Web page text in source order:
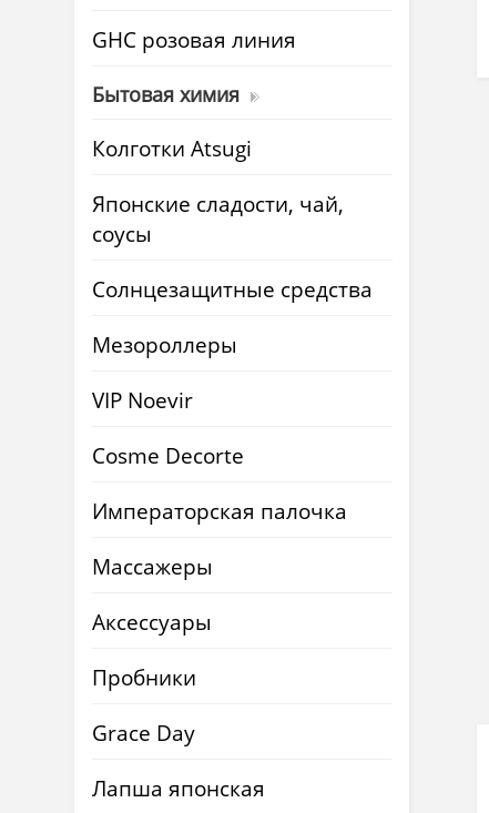
GHC розовая линия
Бытовая химия
Колготки Atsugi
Японские сладости, чай,
соусы
Солнцезащитные средства
Мезороллеры
VIP Noevir
Cosme Decorte
Императорская палочка
Массажеры
Аксессуары
Пробники
Grace Day
Лапша японская